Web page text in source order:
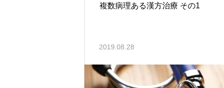
複数病理ある漢方治療 その1
2019.08.28